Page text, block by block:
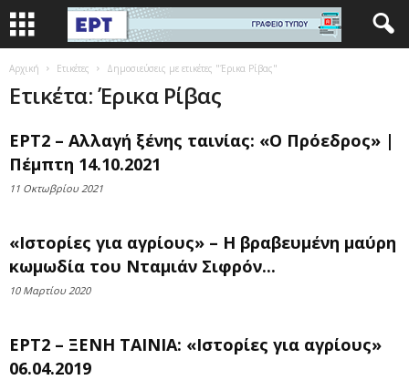
Αρχική Ετικέτες Δημοσιεύσεις με ετικέτες "Έρικα Ρίβας"
Ετικέτα: Έρικα Ρίβας
ΕΡΤ2 – Αλλαγή ξένης ταινίας: «Ο Πρόεδρος» |
Πέμπτη 14.10.2021
11 Οκτωβρίου 2021
«Ιστορίες για αγρίους» – Η βραβευμένη μαύρη
κωμωδία του Νταμιάν Σιφρόν...
10 Μαρτίου 2020
ΕΡΤ2 – ΞΕΝΗ ΤΑΙΝΙΑ: «Ιστορίες για αγρίους»
06.04.2019